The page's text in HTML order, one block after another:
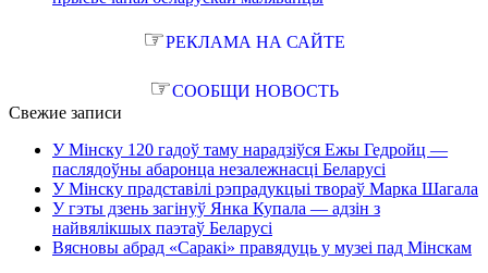
☞РЕКЛАМА НА САЙТЕ
☞СООБЩИ НОВОСТЬ
Свежие записи
У Мінску 120 гадоў таму нарадзіўся Ежы Гедройц —
паслядоўны абаронца незалежнасці Беларусі
У Мінску прадставілі рэпрадукцыі твораў Марка Шагала
У гэты дзень загінуў Янка Купала — адзін з
найвялікшых паэтаў Беларусі
Вясновы абрад «Саракі» правядуць у музеі пад Мінскам